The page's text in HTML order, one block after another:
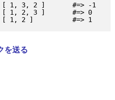
[ 1, 3, 2 ]       #=> -1
[ 1, 2, 3 ]       #=> 0
を送る